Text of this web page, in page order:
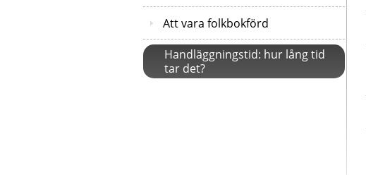
Att vara folkbokförd
Handläggningstid: hur lång tid
tar det?